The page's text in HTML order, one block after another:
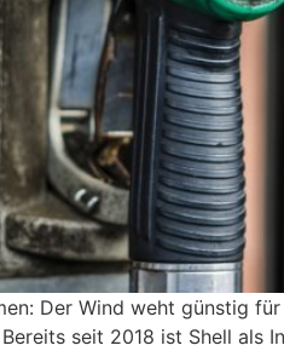
Der Wind weht günstig
seit 2018 ist Shell